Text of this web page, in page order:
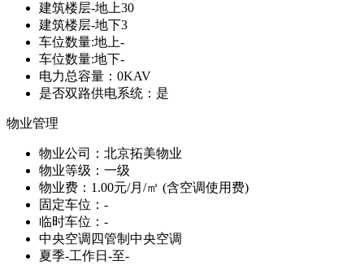
建筑楼层-地上30
建筑楼层-地下3
车位数量:地上-
车位数量:地下-
电力总容量： 0KAV
是否双路供电系统： 是
物业管理
物业公司： 北京拓美物业
物业等级： 一级
物业费： 1.00元/月/㎡ (含空调使用费)
固定车位： -
临时车位： -
中央空调 四管制中央空调
夏季-工作日 -至-